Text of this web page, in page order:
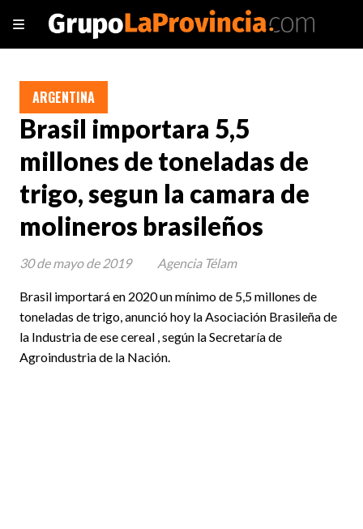
Brasil importara 5,5
millones de toneladas de
trigo, segun la camara de
molineros brasileños
Brasil importará en 2020 un mínimo de 5,5 millones de
toneladas de trigo, anunció hoy la Asociación Brasileña de
la Industria de ese cereal , según la Secretaría de
Agroindustria de la Nación.
ARGENTINA
30 de mayo de 2019 Agencia Télam